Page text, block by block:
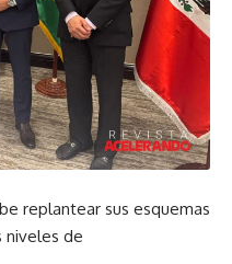
replantear sus esquemas
niveles de